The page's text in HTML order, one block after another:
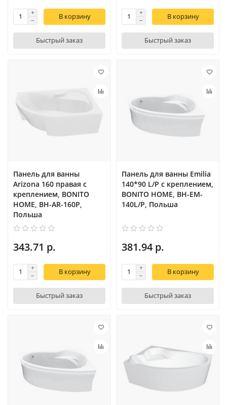
В корзину
Быстрый заказ
В корзину
Быстрый заказ
Панель для ванны
Arizona 160 правая с
креплением, BONITO
HOME, BH-AR-160P,
Польша
343.71 р.
В корзину
Быстрый заказ
Панель для ванны Emilia
140*90 L/P с креплением,
BONITO HOME, BH-EM-
140L/P, Польша
381.94 р.
В корзину
Быстрый заказ